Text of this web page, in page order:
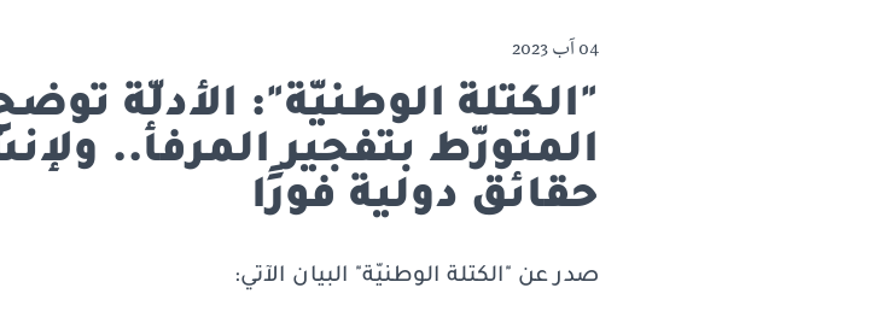
04 آب 2023
"الكتلة الوطنيّة": الأدلّة
المتورّط بتفجير المرفأ..
حقائق دولية فورًا
صدر عن "الكتلة الوطنيّة" البيان الآتي: